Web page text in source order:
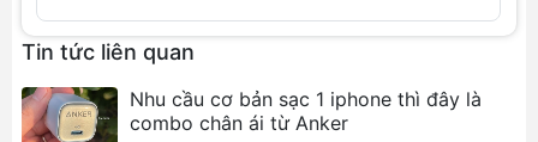
Tên sản phẩm: Baseus Enjoyment Retractable
2 in 1 Car Charger C+L 30W
Số hiệu: CCTX-CL
Chất liệu: PC+ABS
Tin tức liên quan
Nhu cầu cơ bản sạc 1 iphone thì đây là
combo chân ái từ Anker